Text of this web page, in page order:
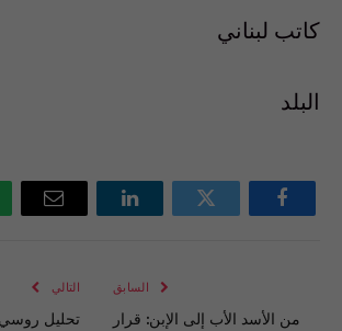
كاتب لبناني
البلد
فيسبوك تويتر لينكدإن
البريد
السابق
من الأسد الأب إلى الإبن: قرار
التالي
تحليل